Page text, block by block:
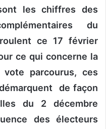
les chiffres des
du
ce 17 février
ce qui concerne la
parcourus, ces
de façon
du 2 décembre
des électeurs